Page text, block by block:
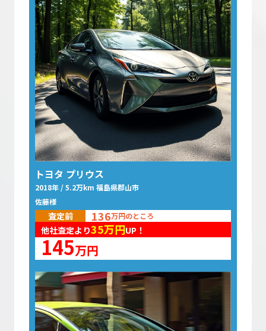
トヨタ プリウス
2018年 / 5.2万km 福島県郡山市
佐藤様
査定前 136万円のところ
他社査定より35万円UP！
145万円